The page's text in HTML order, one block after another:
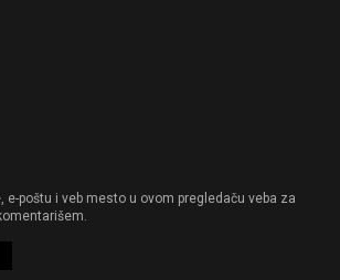
e-poštu i veb mesto u ovom pregledaču veba za